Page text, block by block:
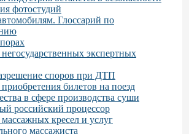
фотостудий
Глоссарий по
экспертных
споров при ДТП
приобретения билетов на поезд
в сфере производства суши
российский процессор
массажных кресел и услуг
массажиста